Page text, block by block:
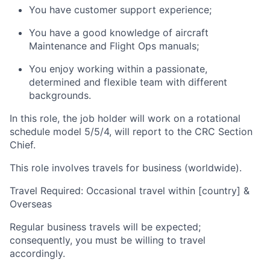
You have customer support experience;
You have a good knowledge of aircraft
Maintenance and Flight Ops manuals;
You enjoy working within a passionate,
determined and flexible team with different
backgrounds.
In this role, the job holder will work on a rotational
schedule model 5/5/4, will report to the CRC Section
Chief.
This role involves travels for business (worldwide).
Travel Required: Occasional travel within [country] &
Overseas
Regular business travels will be expected;
consequently, you must be willing to travel
accordingly.